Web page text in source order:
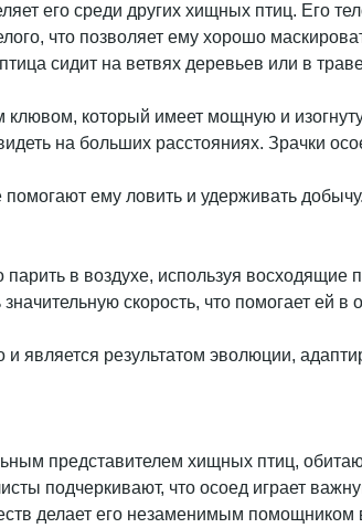
его среди других хищных птиц. Его
что позволяет ему хорошо
сидит на ветвях деревьев или в
который имеет мощную и
на больших расстояниях. Зрачки
ему ловить и удерживать
в воздухе, используя
скорость, что помогает ей в
является результатом эволюции,
представителем хищных птиц,
подчеркивают, что осоед играет
делает его незаменимым